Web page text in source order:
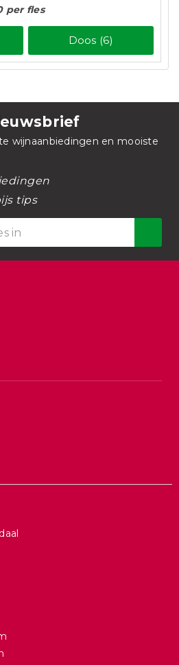
per fles
Doos (6)
wijnaanbiedingen en mooiste
tips